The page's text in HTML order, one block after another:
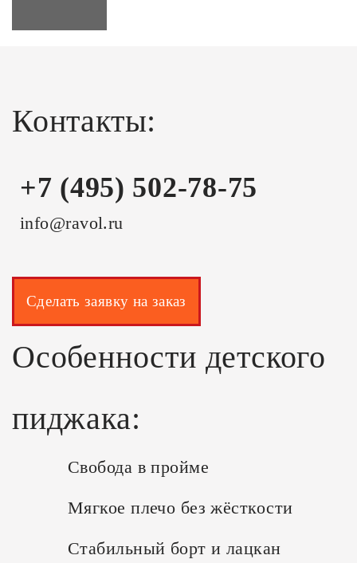
Контакты:
+7 (495) 502-78-75
info@ravol.ru
Сделать заявку на заказ
Особенности детского
пиджака:
Свобода в пройме
Мягкое плечо без жёсткости
Стабильный борт и лацкан